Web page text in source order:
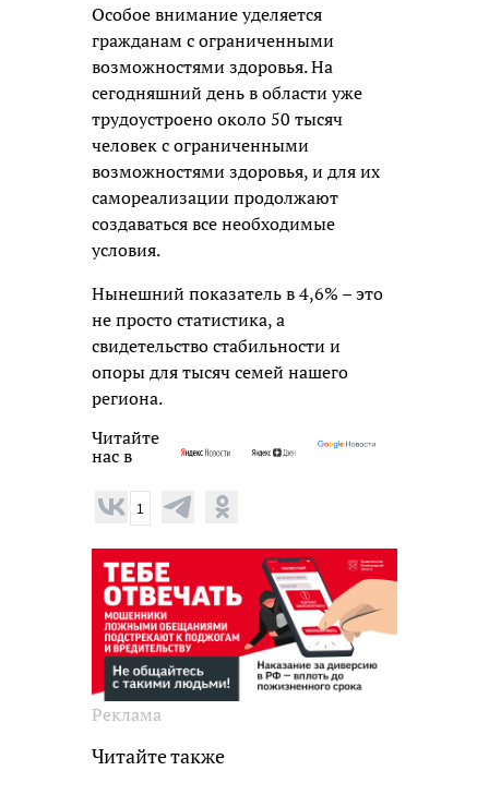
Особое внимание уделяется
гражданам с ограниченными
возможностями здоровья. На
сегодняшний день в области уже
трудоустроено около 50 тысяч
человек с ограниченными
возможностями здоровья, и для их
самореализации продолжают
создаваться все необходимые
условия.
Нынешний показатель в 4,6% – это
не просто статистика, а
свидетельство стабильности и
опоры для тысяч семей нашего
региона.
Читайте
нас в
1
Реклама
Читайте также